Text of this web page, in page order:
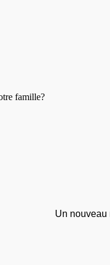
famille?
Un nouveau